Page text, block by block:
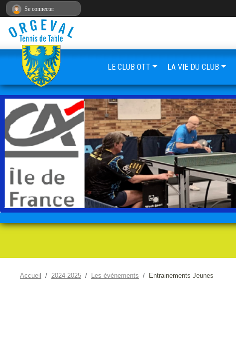
Accueil 2024-2025 Les évènements Entrainements Jeunes
LE CLUB OTT LA VIE DU CLUB
Se connecter
Panneau de gestion des cookies